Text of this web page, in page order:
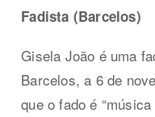
Fadista (Barcelos)
Gisela João é uma
Barcelos, a 6 de
que o fado é